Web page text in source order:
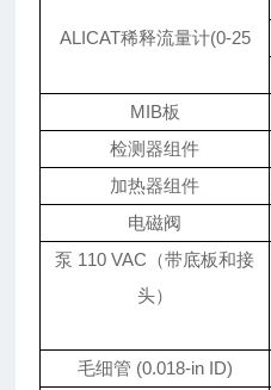
ALICAT稀释流量计(0-25
MIB板
检测器组件
加热器组件
电磁阀
泵 110 VAC（带底板和接
头）
毛细管 (0.018-in ID)